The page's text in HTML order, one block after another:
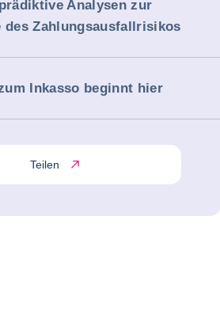
Analysen zur
des Zahlungsausfallrisikos
Inkasso beginnt hier
Teilen